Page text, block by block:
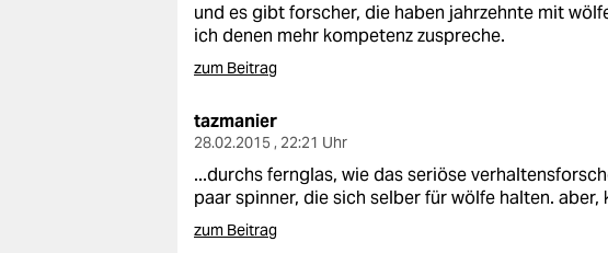
und es gibt forscher, die haben jahrzehnte mit
ich denen mehr kompetenz zuspreche.
zum Beitrag
tazmanier
28.02.2015 , 22:21 Uhr
...durchs fernglas, wie das seriöse
paar spinner, die sich selber für wölfe halten.
zum Beitrag